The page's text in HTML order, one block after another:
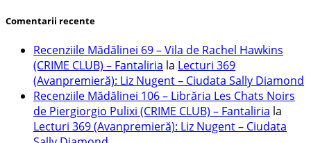
Comentarii recente
Recenziile Mădălinei 69 – Vila de Rachel Hawkins
(CRIME CLUB) – Fantaliria la Lecturi 369
(Avanpremieră): Liz Nugent – Ciudata Sally Diamond
Recenziile Mădălinei 106 – Librăria Les Chats Noirs
de Piergiorgio Pulixi (CRIME CLUB) – Fantaliria la
Lecturi 369 (Avanpremieră): Liz Nugent – Ciudata